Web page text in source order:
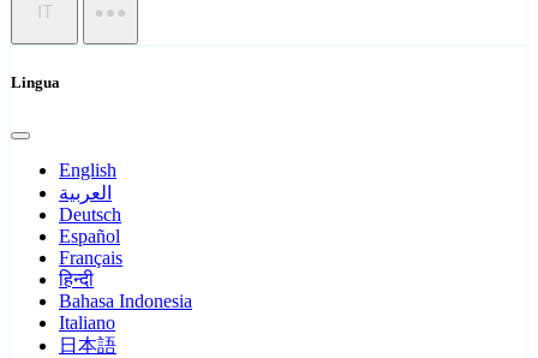
IT
Lingua
English
العربية
Deutsch
Español
Français
हिन्दी
Bahasa Indonesia
Italiano
日本語